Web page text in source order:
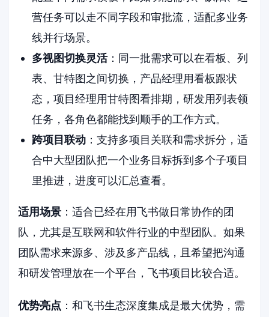
营任务可以走不同字段和审批流，适配多业务
线并行场景。
多视图切换灵活：同一批需求可以在看板、列
表、甘特图之间切换，产品经理用看板跟状
态，项目经理用甘特图看排期，研发用列表领
任务，各角色都能找到顺手的工作方式。
跨项目联动：支持多项目关联和需求拆分，适
合中大型团队把一个业务目标拆到多个子项目
里推进，进度可以汇总查看。
适用场景 ：适合已经在用飞书做日常协作的团
队，尤其是互联网和软件行业的中型团队。如果
团队需求来源多、涉及多产品线，且希望把沟通
和研发管理放在一个平台，飞书项目比较合适。
优势亮点 ：和飞书生态深度集成是最大优势，需